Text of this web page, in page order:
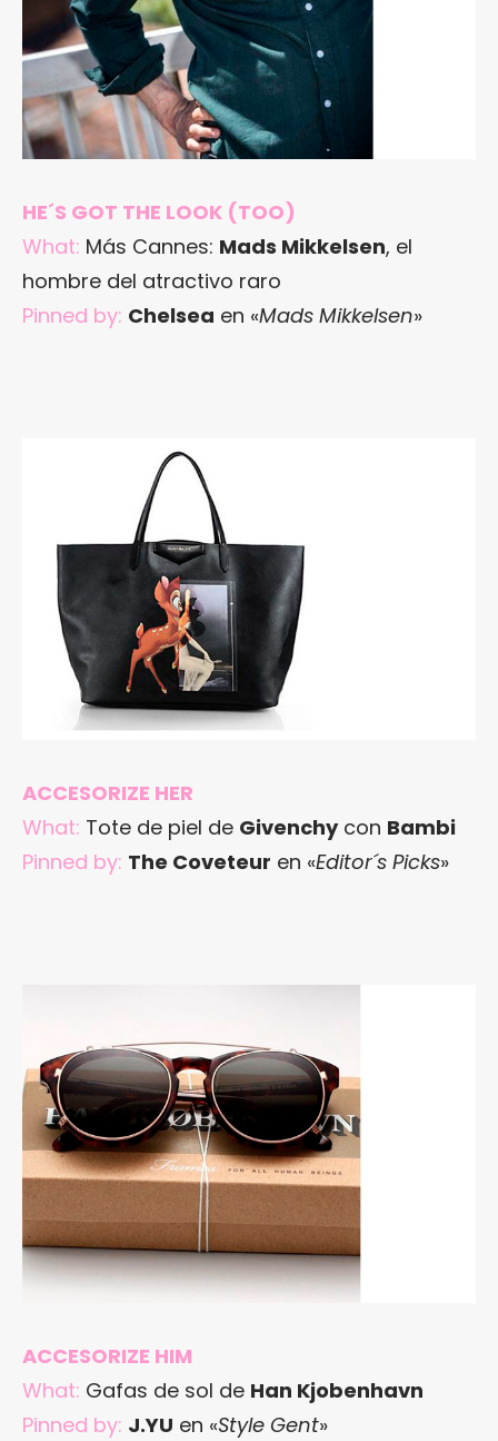
HE´S GOT THE LOOK (TOO)
What: Más Cannes: Mads Mikkelsen, el
hombre del atractivo raro
Pinned by: Chelsea en «Mads Mikkelsen»
ACCESORIZE HER
What: Tote de piel de Givenchycon Bambi
Pinned by: The Coveteur en «Editor´s Picks»
ACCESORIZE HIM
What: Gafas de sol de Han Kjobenhavn
Pinned by: J.YU en «Style Gent»